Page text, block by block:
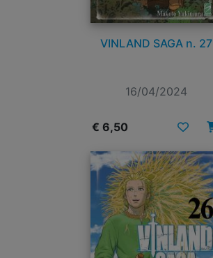
VINLAND SAGA n. 27
16/04/2024
€ 6,50